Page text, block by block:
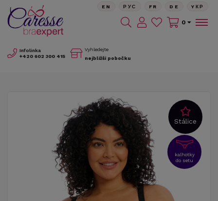
Infolinka
+420 602 300 415
Vyhledejte
nejbližší pobočku
EN РУС FR DE YКР
0
Stálice
kalhotky
do setu